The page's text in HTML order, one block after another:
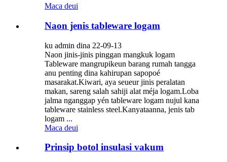
Maca deui
Naon jenis tableware logam
ku admin dina 22-09-13
Naon jinis-jinis pinggan mangkuk logam
Tableware mangrupikeun barang rumah tangga
anu penting dina kahirupan sapopoé
masarakat.Kiwari, aya seueur jinis peralatan
makan, sareng salah sahiji alat méja logam.Loba
jalma nganggap yén tableware logam nujul kana
tableware stainless steel.Kanyataanna, jenis tab
logam ...
Maca deui
Prinsip botol insulasi vakum